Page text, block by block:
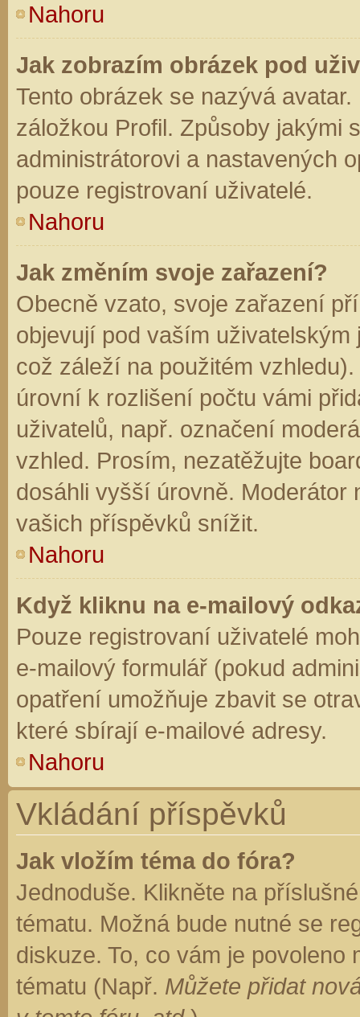
Nahoru
Jak zobrazím obrázek pod
Tento obrázek se nazývá
záložkou Profil. Způsoby jakými
administrátorovi a nastavených
pouze registrovaní uživatelé.
Nahoru
Jak změním svoje zařazení?
Obecně vzato, svoje zařazení
objevují pod vaším
což záleží na použitém
úrovní k rozlišení počtu vámi
uživatelů, např. označení
vzhled. Prosím, nezatěžujte
dosáhli vyšší úrovně. Moderátor
vašich příspěvků snížit.
Nahoru
Když kliknu na e-mailový
Pouze registrovaní uživatelé
e-mailový formulář (pokud
opatření umožňuje zbavit se
které sbírají e-mailové adresy.
Nahoru
Vkládání příspěvků
Jak vložím téma do fóra?
Jednoduše. Klikněte na
tématu. Možná bude nutné se
diskuze. To, co vám je
tématu (Např. Můžete přidat